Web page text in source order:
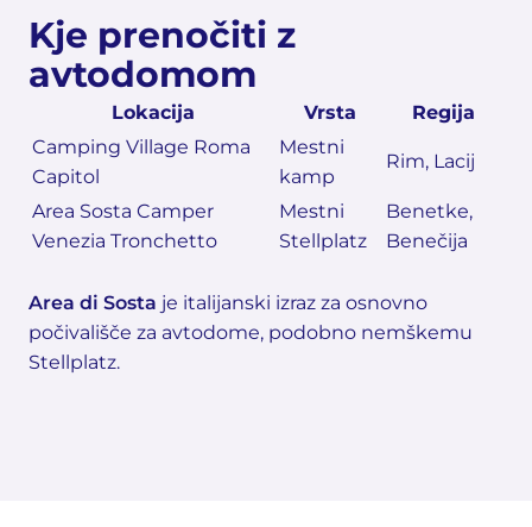
Kje prenočiti z
avtodomom
Lokacija Vrsta
Regija
Camping Village Roma
Capitol
Mestni
kamp
Rim, Lacij
Area Sosta Camper
Venezia Tronchetto
Mestni
Stellplatz
Benetke,
Benečija
Area di Sosta je italijanski izraz za osnovno
počivališče za avtodome, podobno nemškemu
Stellplatz.